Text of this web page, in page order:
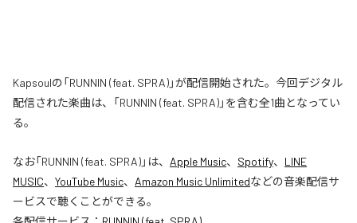
Kapsoulの「RUNNIN (feat. SPRA)」が配信開始された。今回デジタル
配信された楽曲は、「RUNNIN (feat. SPRA)」を含む全1曲となってい
る。
なお「RUNNIN (feat. SPRA)」は、 Apple Music、 Spotify、 LINE
MUSIC、 YouTube Music、 Amazon Music Unlimitedなどの音楽配信サ
ービスで聴くことができる。